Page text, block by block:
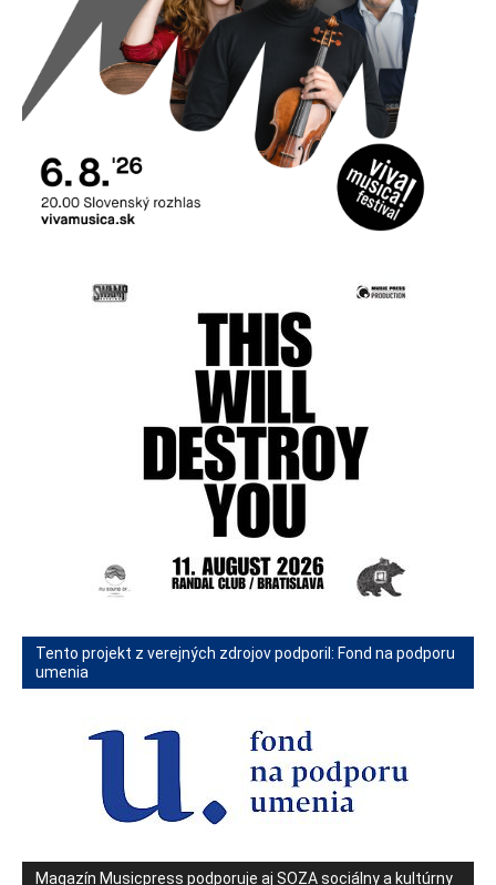
Tento projekt z verejných zdrojov podporil: Fond na podporu
umenia
Magazín Musicpress podporuje aj SOZA sociálny a kultúrny